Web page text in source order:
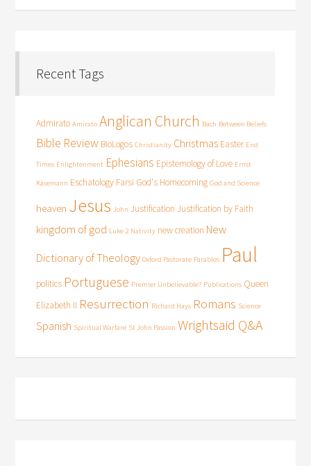
Recent Tags
Admirato Amirato Anglican Church Bach Between Beliefs
Bible Review BioLogos Christianity Christmas Easter End
Times Enlightenment Ephesians Epistemology of Love Ernst
Käsemann Eschatology Farsi God's Homecoming God and Science
heaven Jesus John Justification Justification by Faith
kingdom of god Luke 2 Nativity new creation New
Dictionary of Theology Oxford Pastorate Parables Paul
politics Portuguese Premier Unbelievable? Publications Queen
Elizabeth II Resurrection Richard Hays Romans Science
Spanish Spiritual Warfare St John Passion Wrightsaid Q&A